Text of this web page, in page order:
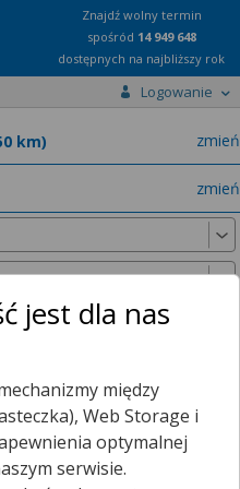
Znajdź wolny termin
spośród 14 949 648
dostępnych na najbliższy rok
Logowanie
zmień
zmień
promieniu25 km , dlatego
do
50 km
jest dla nas
między
Web Storage i
optymalnej
serwisie.